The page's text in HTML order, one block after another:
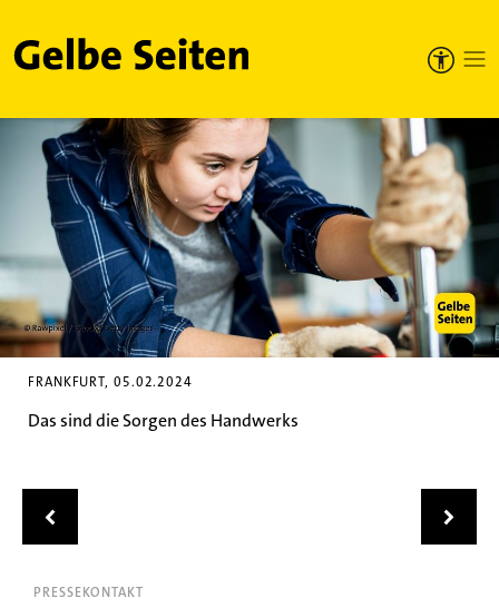
Gelbe Seiten
FRANKFURT, 05.02.2024
Das sind die Sorgen des Handwerks
Zurück Weiter
PRESSEKONTAKT